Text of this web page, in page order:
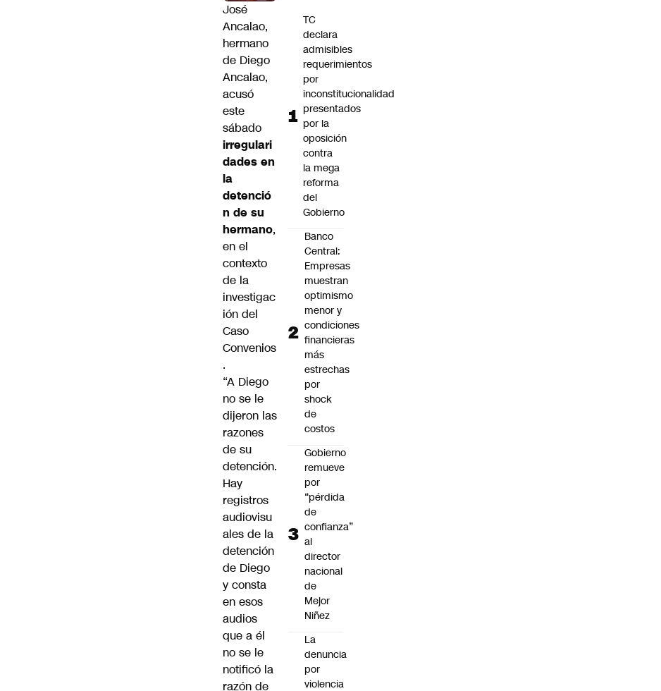
José
Ancalao,
hermano
de Diego
Ancalao,
acusó
este
sábado
irregulari
dades en
la
detenció
n de su
hermano,
en el
contexto
de la
investigac
ión del
Caso
Convenios
.
“A Diego
no se le
dijeron las
razones
de su
detención.
Hay
registros
audiovisu
ales de la
detención
de Diego
y consta
en esos
audios
que a él
no se le
notificó la
razón de
TC
declara
admisibles
requerimientos
por
inconstitucionalidad
presentados
por la
oposición
contra
la mega
reforma
del
Gobierno
Banco
Central:
Empresas
muestran
optimismo
menor y
condiciones
financieras
más
estrechas
por
shock
de
costos
Gobierno
remueve
por
“pérdida
de
confianza”
al
director
nacional
de
Mejor
Niñez
La
denuncia
por
violencia